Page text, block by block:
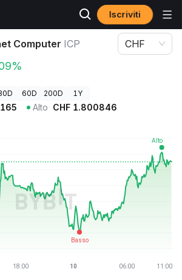
Iscriviti
Internet Computer ICP
Computer ICP CHF
60D 200D 1Y
Alto CHF 1.800846